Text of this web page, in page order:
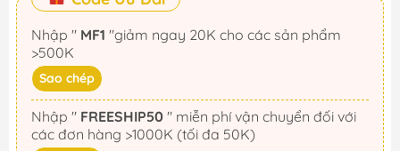
Nhập " MF1
>500K
Sao chép
Nhập " FREESHIP50
các đơn hàng >1000K (tối đa 50K)